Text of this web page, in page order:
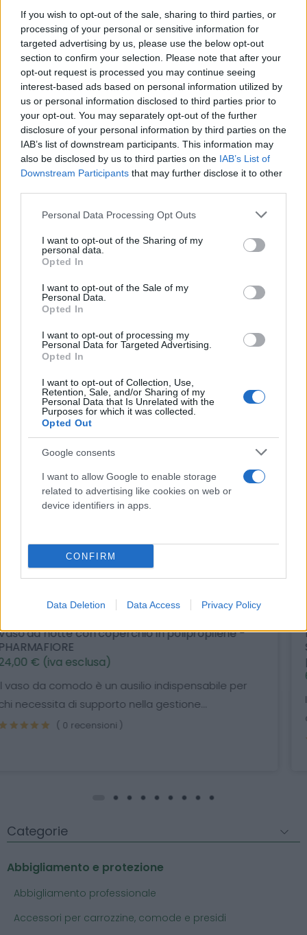
If you wish to opt-out of the sale, sharing to third parties, or
processing of your personal or sensitive information for
targeted advertising by us, please use the below opt-out
section to confirm your selection. Please note that after your
opt-out request is processed you may continue seeing
interest-based ads based on personal information utilized by
us or personal information disclosed to third parties prior to
your opt-out. You may separately opt-out of the further
disclosure of your personal information by third parties on the
IAB’s list of downstream participants. This information may
also be disclosed by us to third parties on the IAB’s List of
Downstream Participants that may further disclose it to other
Please note that this website/app uses one or more Google
not limited to your visit or usage behaviour. You may click to
grant or deny consent to Google and its third-party tags to
use your data for below specified purposes in below Google
consent section.
Personal Data Processing Opt Outs
I want to opt-out of the Sharing of my
personal data.
Opted In
I want to opt-out of the Sale of my
Personal Data.
Opted In
I want to opt-out of processing my
Personal Data for Targeted Advertising.
Opted In
I want to opt-out of Collection, Use,
Retention, Sale, and/or Sharing of my
Personal Data that Is Unrelated with the
Purposes for which it was collected.
Opted Out
Google consents
I want to allow Google to enable storage
related to advertising like cookies on web or
device identifiers in apps.
CONFIRM
Data Deletion Data Access Privacy Policy
duratura.
Facilità di Uso: Facili da indossare e cambiare, i
pannoloni sono progettati per semplificare la
routine quotidiana di assistenza.
Discrezione: Progettati per essere discreti e poco
visibili, offrendo sicurezza e comfort senza
compromettere la qualità della vita.
Argomenti
pannoloni
Pannoloni per adulti
pannoloni rettangolari per adulti
Potrebbero piacerti anche
Pannoloni a mutandina traspiranti, Made In Italy,
SENIORBELL - Taglia LARGE - confezione da 15
pezzi - SANIGEN
Ideali per soggetti deambulanti con cute delicata,
questi pannoloni sono progettati per comfort...
Categorie
Abbigliamento e protezione
Abbigliamento professionale
Accessori per carrozzine, comode e presidi